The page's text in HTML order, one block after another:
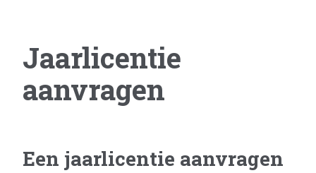
Jaarlicentie
aanvragen
Een jaarlicentie aanvragen